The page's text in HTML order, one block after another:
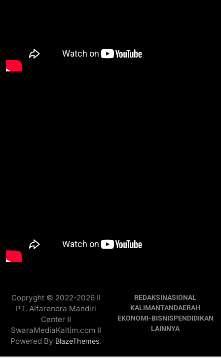
Copryght © 2022-2026 II
PT. Alfarendra Mandiri
Center II
SwaraMediaKaltim.com II
Powered By BlazeThemes.
REDAKSINASIONAL
KALIMANTANDAERAH
EKONOMI-BISNISPENDIDIKAN
LAINNYA